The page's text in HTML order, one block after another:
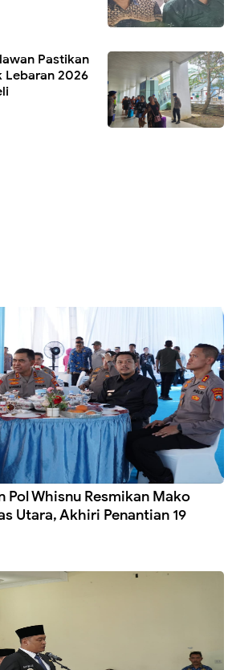
Pastikan
Lebaran 2026
Pol Whisnu Resmikan Mako
Utara, Akhiri Penantian 19